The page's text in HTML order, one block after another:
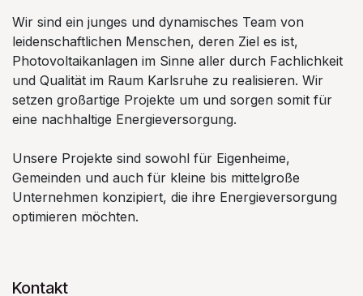
Wir sind ein junges und dynamisches Team von
leidenschaftlichen Menschen, deren Ziel es ist,
Photovoltaikanlagen im Sinne aller durch Fachlichkeit
und Qualität im Raum Karlsruhe zu realisieren. Wir
setzen großartige Projekte um und sorgen somit für
eine nachhaltige Energieversorgung.
Unsere Projekte sind sowohl für Eigenheime,
Gemeinden und auch für kleine bis mittelgroße
Unternehmen konzipiert, die ihre Energieversorgung
optimieren möchten.
Kontakt